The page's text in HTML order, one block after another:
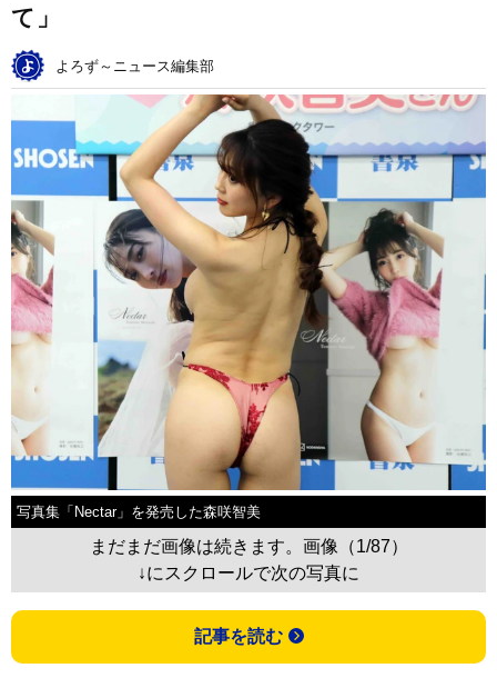
て」
よろず～ニュース編集部
写真集「Nectar」を発売した森咲智美
まだまだ画像は続きます。画像（1/87）
↓にスクロールで次の写真に
記事を読む